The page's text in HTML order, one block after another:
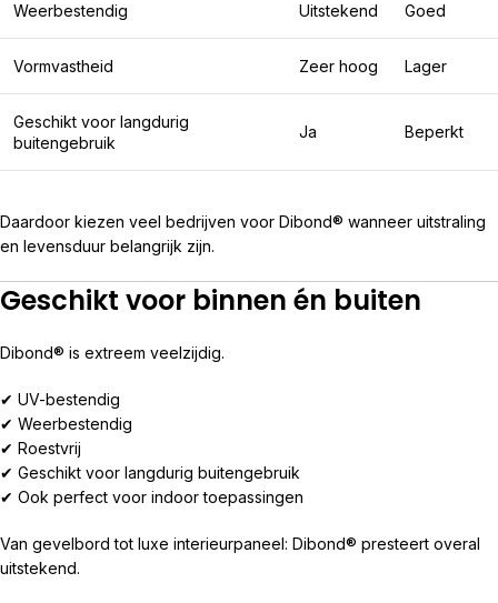
Weerbestendig Uitstekend Goed
Vormvastheid Zeer hoog Lager
Geschikt voor langdurig
buitengebruik
Ja Beperkt
Daardoor kiezen veel bedrijven voor Dibond® wanneer uitstraling
en levensduur belangrijk zijn.
Geschikt voor binnen én buiten
Dibond® is extreem veelzijdig.
✔ UV-bestendig
✔ Weerbestendig
✔ Roestvrij
✔ Geschikt voor langdurig buitengebruik
✔ Ook perfect voor indoor toepassingen
Van gevelbord tot luxe interieurpaneel: Dibond® presteert overal
uitstekend.